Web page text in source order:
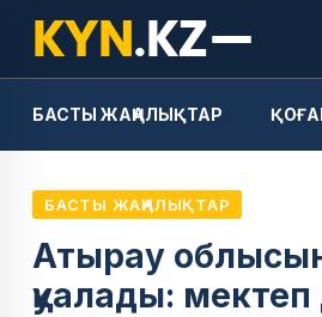
БАСТЫ ЖАҢАЛЫҚТАР
БАСТЫ ЖАҢАЛЫҚТАР
Атырау
қуалады: мектеп